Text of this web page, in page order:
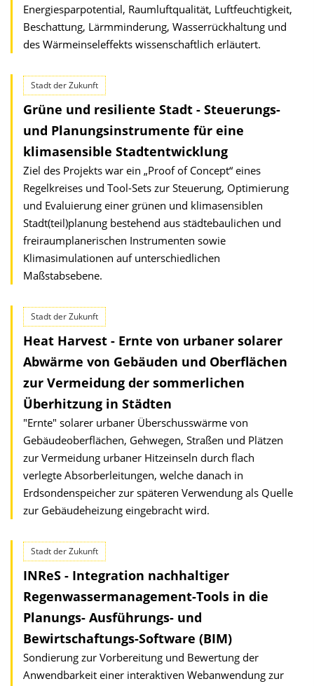
Energiesparpotential, Raumluftqualität, Luftfeuchtigkeit,
Beschattung, Lärmminderung, Wasserrückhaltung und
des Wärmeinseleffekts wissenschaftlich erläutert.
Stadt der Zukunft
Grüne und resiliente Stadt - Steuerungs-
und Planungsinstrumente für eine
klimasensible Stadtentwicklung
Ziel des Projekts war ein „Proof of Concept“ eines
Regelkreises und Tool-Sets zur Steuerung, Optimierung
und Evaluierung einer grünen und klimasensiblen
Stadt(teil)planung bestehend aus städtebaulichen und
freiraumplanerischen Instrumenten sowie
Klimasimulationen auf unterschiedlichen
Maßstabsebene.
Stadt der Zukunft
Heat Harvest - Ernte von urbaner solarer
Abwärme von Gebäuden und Oberflächen
zur Vermeidung der sommerlichen
Überhitzung in Städten
"Ernte" solarer urbaner Überschusswärme von
Gebäudeoberflächen, Gehwegen, Straßen und Plätzen
zur Vermeidung urbaner Hitzeinseln durch flach
verlegte Absorberleitungen, welche danach in
Erdsondenspeicher zur späteren Verwendung als Quelle
zur Gebäudeheizung eingebracht wird.
Stadt der Zukunft
INReS - Integration nachhaltiger
Regenwasser­management-Tools in die
Planungs- Ausführungs- und
Bewirtschaftungs-Software (BIM)
Sondierung zur Vorbereitung und Bewertung der
Anwendbarkeit einer interaktiven Webanwendung zur